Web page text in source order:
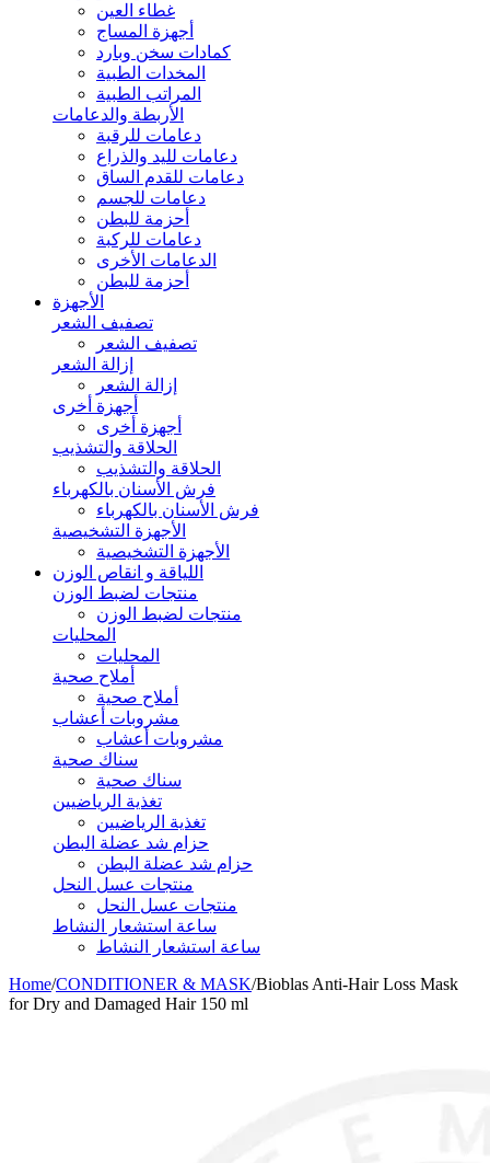
غطاء العين
أجهزة المساج
كمادات سخن وبارد
المخدات الطبية
المراتب الطبية
الأربطة والدعامات
دعامات للرقبة
دعامات لليد والذراع
دعامات للقدم الساق
دعامات للجسم
أحزمة للبطن
دعامات للركبة
الدعامات الأخرى
أحزمة للبطن
الأجهزة
تصفيف الشعر
تصفيف الشعر
إزالة الشعر
إزالة الشعر
أجهزة أخرى
أجهزة أخرى
الحلاقة والتشذيب
الحلاقة والتشذيب
فرش الأسنان بالكهرباء
فرش الأسنان بالكهرباء
الأجهزة التشخيصية
الأجهزة التشخيصية
اللياقة و انقاص الوزن
منتجات لضبط الوزن
منتجات لضبط الوزن
المحليات
المحليات
أملاح صحية
أملاح صحية
مشروبات أعشاب
مشروبات أعشاب
سناك صحية
سناك صحية
تغذية الرياضيين
تغذية الرياضيين
حزام شد عضلة البطن
حزام شد عضلة البطن
منتجات عسل النحل
منتجات عسل النحل
ساعة استشعار النشاط
ساعة استشعار النشاط
Home/CONDITIONER & MASK/Bioblas Anti-Hair Loss Mask
for Dry and Damaged Hair 150 ml